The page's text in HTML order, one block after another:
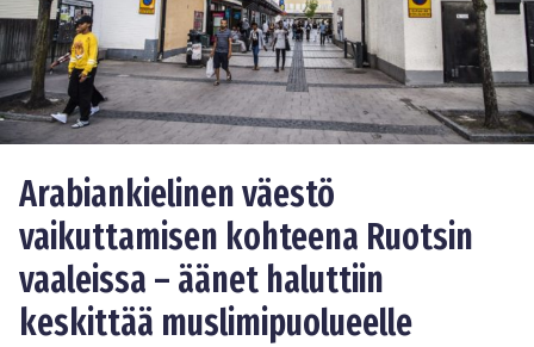
Arabiankielinen väestö
vaikuttamisen kohteena Ruotsin
vaaleissa – äänet haluttiin
keskittää muslimipuolueelle